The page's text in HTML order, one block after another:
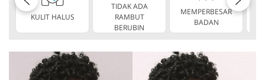
KULIT HALUS
TIDAK ADA
RAMBUT
BERUBIN
MEMPERBESAR
BADAN